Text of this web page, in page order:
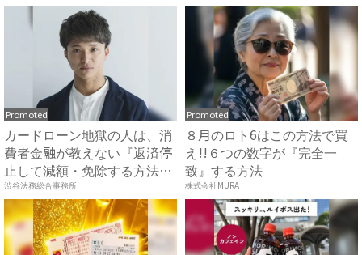
Promoted
カードローン地獄の人は、消
費者金融が教えない『返済停
止して減額・免除する方法』
で...
渋谷法務総合事務所
Promoted
８月のロト6はこの方法で買
え!!６つの数字が『完全一
致』する方法
株式会社MURA